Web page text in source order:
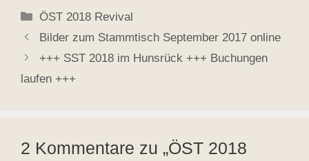
Kategorien
ÖST 2018 Revival
Bilder zum Stammtisch September 2017 online
+++ SST 2018 im Hunsrück +++ Buchungen
laufen +++
2 Kommentare zu „ÖST 2018